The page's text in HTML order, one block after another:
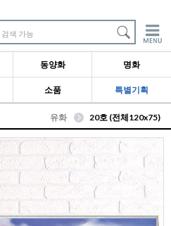
검색 가능
동양화 명화
소품 특별기획
유화 20호 (전체120x75)